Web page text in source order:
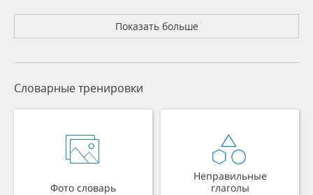
Показать больше
Словарные тренировки
Фото словарь
Неправильные
глаголы